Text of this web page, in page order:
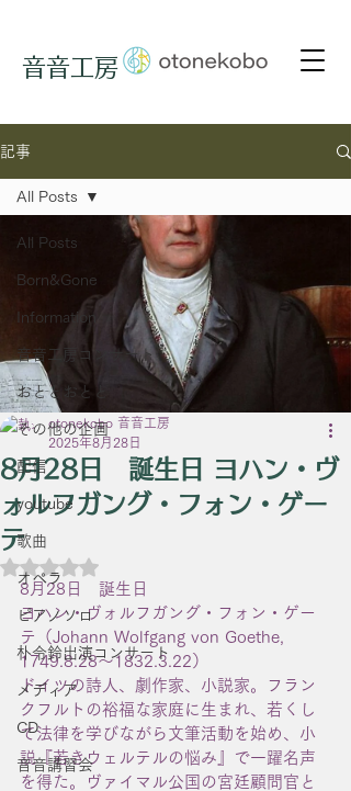
音音工房
記事
All Posts
Born&Gone
Information
音音工房コンサート
おととおとと
その他の企画
配信
youtube
歌曲
オペラ
ピアノソロ
朴令鈴出演コンサート
メディア
CD
音音講習会
All Posts
8月28日 誕生日 ヨハン・ヴ
ォルフガング・フォン・ゲー
テ
otonekobo 音音工房
2025年8月28日
5つ星のうちNaNと評価されています。
8月28日　誕生日
ヨハン・ヴォルフガング・フォン・ゲー
テ（Johann Wolfgang von Goethe,
1749.8.28〜1832.3.22）
ドイツの詩人、劇作家、小説家。フラン
クフルトの裕福な家庭に生まれ、若くし
て法律を学びながら文筆活動を始め、小
説『若きウェルテルの悩み』で一躍名声
を得た。ヴァイマル公国の宮廷顧問官と